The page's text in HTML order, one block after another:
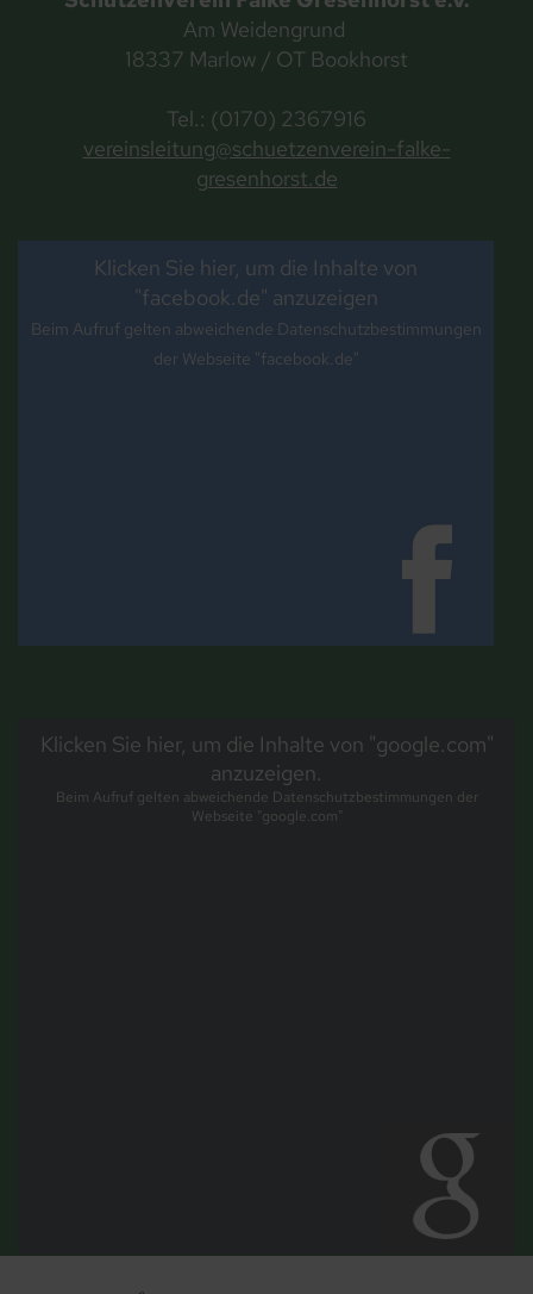
Klicken Sie hier, um die Inhalte von "google.com"
anzuzeigen.
Beim Aufruf gelten abweichende Datenschutzbestimmungen der
Webseite "google.com"
Am Weidengrund
18337 Marlow / OT Bookhorst
Tel.: (0170) 2367916
vereinsleitung@schuetzenverein-falke-
gresenhorst.de
Klicken Sie hier, um die Inhalte von
"facebook.de" anzuzeigen
Beim Aufruf gelten abweichende Datenschutzbestimmungen
der Webseite "facebook.de"